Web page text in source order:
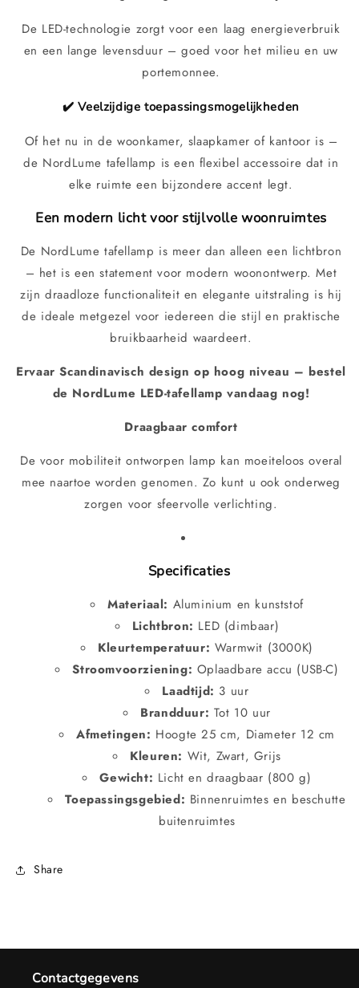
De LED-technologie zorgt voor een laag energieverbruik
en een lange levensduur – goed voor het milieu en uw
portemonnee.
✔️ Veelzijdige toepassingsmogelijkheden
Of het nu in de woonkamer, slaapkamer of kantoor is –
de NordLume tafellamp is een flexibel accessoire dat in
elke ruimte een bijzondere accent legt.
Een modern licht voor stijlvolle woonruimtes
De NordLume tafellamp is meer dan alleen een lichtbron
– het is een statement voor modern woonontwerp. Met
zijn draadloze functionaliteit en elegante uitstraling is hij
de ideale metgezel voor iedereen die stijl en praktische
bruikbaarheid waardeert.
Ervaar Scandinavisch design op hoog niveau – bestel
de NordLume LED-tafellamp vandaag nog!
Draagbaar comfort
De voor mobiliteit ontworpen lamp kan moeiteloos overal
mee naartoe worden genomen. Zo kunt u ook onderweg
zorgen voor sfeervolle verlichting.
Specificaties
Materiaal: Aluminium en kunststof
Lichtbron: LED (dimbaar)
Kleurtemperatuur: Warmwit (3000K)
Stroomvoorziening: Oplaadbare accu (USB-C)
Laadtijd: 3 uur
Brandduur: Tot 10 uur
Afmetingen: Hoogte 25 cm, Diameter 12 cm
Kleuren: Wit, Zwart, Grijs
Gewicht: Licht en draagbaar (800 g)
Toepassingsgebied: Binnenruimtes en beschutte
buitenruimtes
Share
Contactgegevens